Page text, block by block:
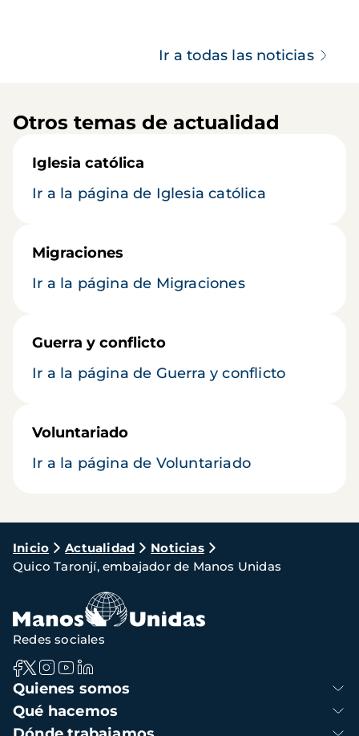
Ir a todas las noticias
Otros temas de actualidad
Iglesia católica
Ir a la página de Iglesia católica
Migraciones
Ir a la página de Migraciones
Guerra y conflicto
Ir a la página de Guerra y conflicto
Voluntariado
Ir a la página de Voluntariado
Ruta
de
navegación
Inicio Actualidad
Noticias
Quico Taronjí, embajador de Manos Unidas
Navegación
principal
Quienes somos
Qué hacemos
Redes sociales